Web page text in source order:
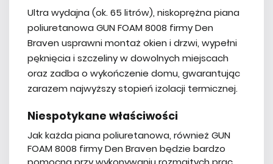
Ultra wydajna (ok. 65 litrów), niskoprężna piana
poliuretanowa GUN FOAM 8008 firmy Den
Braven usprawni montaż okien i drzwi, wypełni
pęknięcia i szczeliny w dowolnych miejscach
oraz zadba o wykończenie domu, gwarantując
zarazem najwyższy stopień izolacji termicznej.
Niespotykane właściwości
Jak każda piana poliuretanowa, również GUN
FOAM 8008 firmy Den Braven będzie bardzo